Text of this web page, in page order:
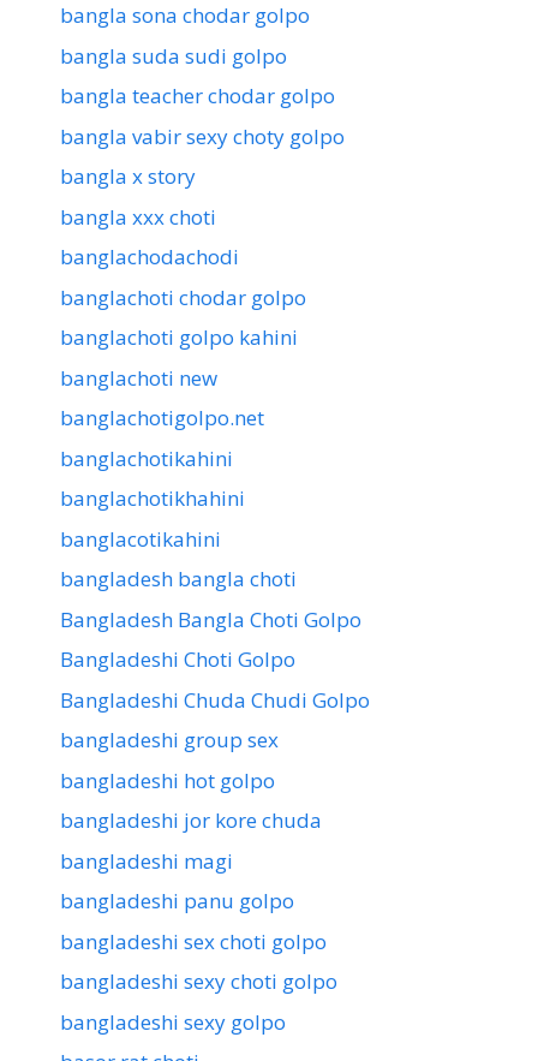
bangla sona chodar golpo
bangla suda sudi golpo
bangla teacher chodar golpo
bangla vabir sexy choty golpo
bangla x story
bangla xxx choti
banglachodachodi
banglachoti chodar golpo
banglachoti golpo kahini
banglachoti new
banglachotigolpo.net
banglachotikahini
banglachotikhahini
banglacotikahini
bangladesh bangla choti
Bangladesh Bangla Choti Golpo
Bangladeshi Choti Golpo
Bangladeshi Chuda Chudi Golpo
bangladeshi group sex
bangladeshi hot golpo
bangladeshi jor kore chuda
bangladeshi magi
bangladeshi panu golpo
bangladeshi sex choti golpo
bangladeshi sexy choti golpo
bangladeshi sexy golpo